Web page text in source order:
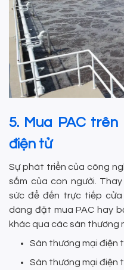
5. Mua PAC
điện tử
Sự phát triển của công
sắm của con người.
sức để đến trực tiếp
dàng đặt mua PAC hay
khác qua các sàn thương
Sàn thương mại điện
Sàn thương mại điện